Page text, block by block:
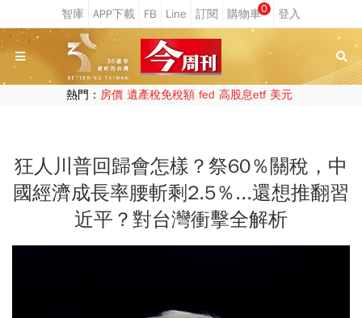
0
熱門： 房價 遺產稅免稅額 fed 高股息etf 美元
狂人川普回歸會怎樣？祭60％關稅，中
國經濟成長率腰斬剩2.5％...還想推翻習
近平？對台灣衝擊全解析